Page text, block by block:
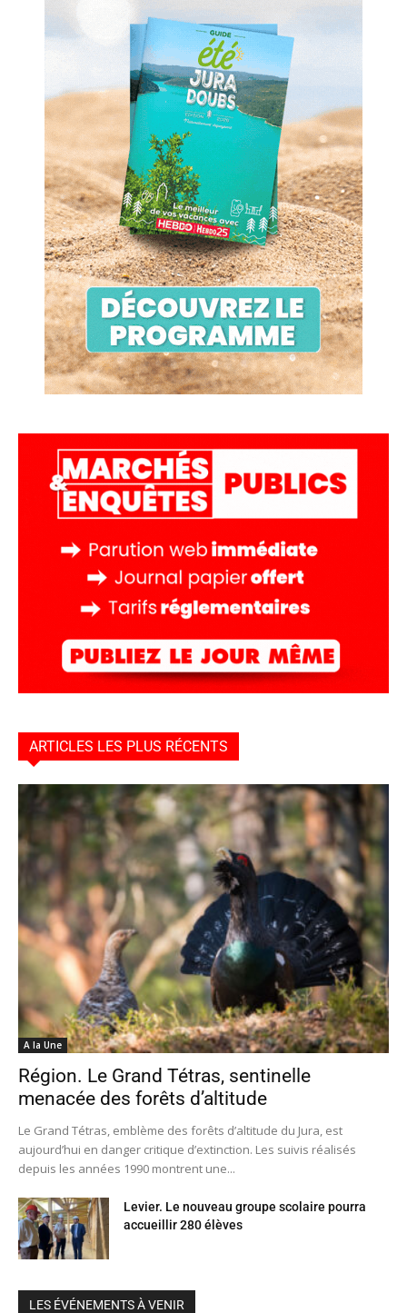
ARTICLES LES PLUS RÉCENTS
A la Une
Région. Le Grand Tétras, sentinelle
menacée des forêts d’altitude
Le Grand Tétras, emblème des forêts d’altitude du Jura, est
aujourd’hui en danger critique d’extinction. Les suivis réalisés
depuis les années 1990 montrent une...
Levier. Le nouveau groupe scolaire pourra
accueillir 280 élèves
LES ÉVÉNEMENTS À VENIR